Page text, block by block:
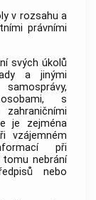
v rozsahu a
právními
svých úkolů
a jinými
s
je zejména
vzájemném
při
tomu nebrání
nebo